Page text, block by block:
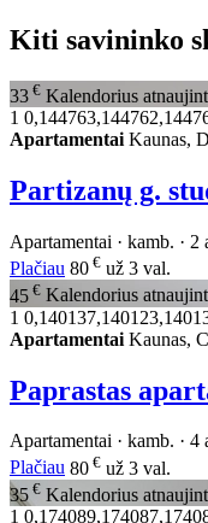
Kiti savininko
33 € Kalendorius
1
Apartamentai Kaunas,
Partizanų g.
Apartamentai · kamb. · 2
Plačiau 80 € už 3 val.
45 € Kalendorius
1
Apartamentai Kaunas,
Paprastas
Apartamentai · kamb. · 4
Plačiau 80 € už 3 val.
35 € Kalendorius
1